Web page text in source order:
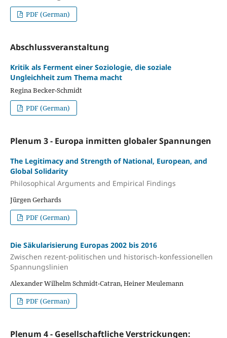
PDF (German)
Abschlussveranstaltung
Kritik als Ferment einer Soziologie, die soziale
Ungleichheit zum Thema macht
Regina Becker-Schmidt
PDF (German)
Plenum 3 - Europa inmitten globaler Spannungen
The Legitimacy and Strength of National, European, and
Global Solidarity
Philosophical Arguments and Empirical Findings
Jürgen Gerhards
PDF (German)
Die Säkularisierung Europas 2002 bis 2016
Zwischen rezent-politischen und historisch-konfessionellen
Spannungslinien
Alexander Wilhelm Schmidt-Catran, Heiner Meulemann
PDF (German)
Plenum 4 - Gesellschaftliche Verstrickungen: